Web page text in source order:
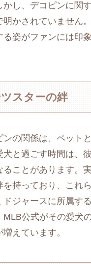
し、デコピンに関
かされていません​
姿がファンには印
スターの絆
ンの関係は、ペット
と過ごす時間は、
ことがあります。
持っており、これ
ドジャースに所属す
公式がその愛犬
増えています​​。